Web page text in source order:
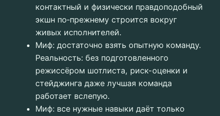
контактный и физически правдоподобный
экшн по‑прежнему строится вокруг
живых исполнителей.
Миф: достаточно взять опытную команду.
Реальность: без подготовленного
режиссёром шотлиста, риск-оценки и
стейджинга даже лучшая команда
работает вслепую.
Миф: все нужные навыки даёт только